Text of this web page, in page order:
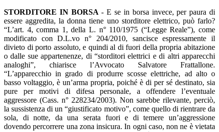
STORDITORE IN BORSA - E se in borsa invece, per paura di
essere aggredita, la donna tiene uno storditore elettrico, può farlo?
“L’art. 4, comma 1, della L. n° 110/1975 (“Legge Reale”), come
modificato con D.L.vo n° 204/2010, sancisce espressamente il
divieto di porto assoluto, e quindi al di fuori della propria abitazione
o dalle sue appartenenze, di “storditori elettrici e di altri apparecchi
analoghi”, chiarisce l’Avvocato Salvatore Frattallone.
“L’apparecchio in grado di produrre scosse elettriche, ad alto o
basso voltaggio, è un’arma propria, poiché è di per sé destinato, sia
pure per motivi di difesa personale, a offendere l’eventuale
aggressore (Cass. n° 228234/2003). Non sarebbe rilevante, perciò,
la sussistenza di un “giustificato motivo”, come quello di rientrare da
sola, di notte, da una serata fuori e di temere un’aggressione
dovendo percorrere una zona insicura. In ogni caso, non ne è vietata